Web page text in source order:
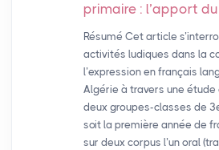
primaire : l’apport
Résumé Cet article
activités ludiques dans la
l’expression en français
Algérie à travers une
deux groupes-classes de
soit la première année de
sur deux corpus l’un oral